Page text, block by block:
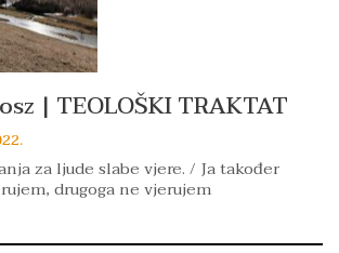
| TEOLOŠKI TRAKTAT
za ljude slabe vjere. / Ja također
drugoga ne vjerujem